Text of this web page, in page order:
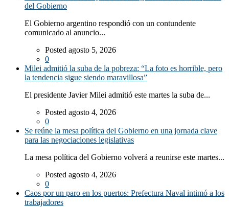
del Gobierno
El Gobierno argentino respondió con un contundente
comunicado al anuncio...
Posted agosto 5, 2026
0
Milei admitió la suba de la pobreza: “La foto es horrible, pero
la tendencia sigue siendo maravillosa”
El presidente Javier Milei admitió este martes la suba de...
Posted agosto 4, 2026
0
Se reúne la mesa política del Gobierno en una jornada clave
para las negociaciones legislativas
La mesa política del Gobierno volverá a reunirse este martes...
Posted agosto 4, 2026
0
Caos por un paro en los puertos: Prefectura Naval intimó a los
trabajadores